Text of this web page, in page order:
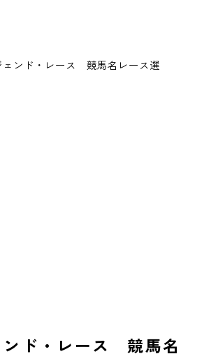
ンド・レース 競馬名